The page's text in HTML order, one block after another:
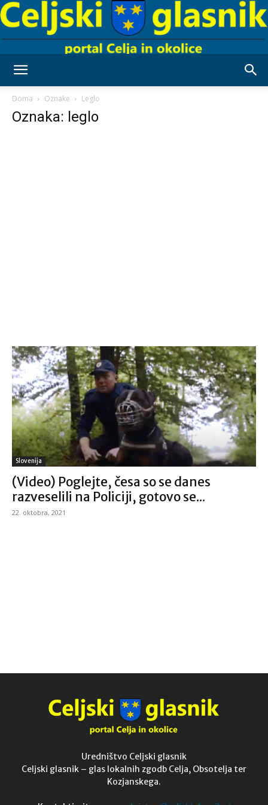
Doma Oznake Leglo
Oznaka: leglo
Slovenija
(Video) Poglejte, česa so se danes
razveselili na Policiji, gotovo se...
22. oktobra, 2021
Uredništvo Celjski glasnik
Celjski glasnik – glas lokalnih zgodb Celja, Obsotelja ter
Kozjanskega.